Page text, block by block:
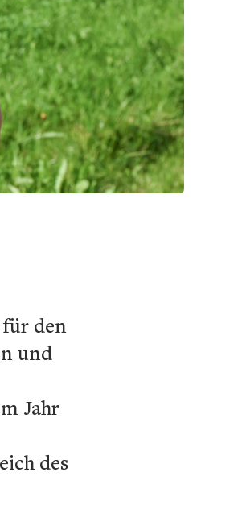
den
und
Jahr
des